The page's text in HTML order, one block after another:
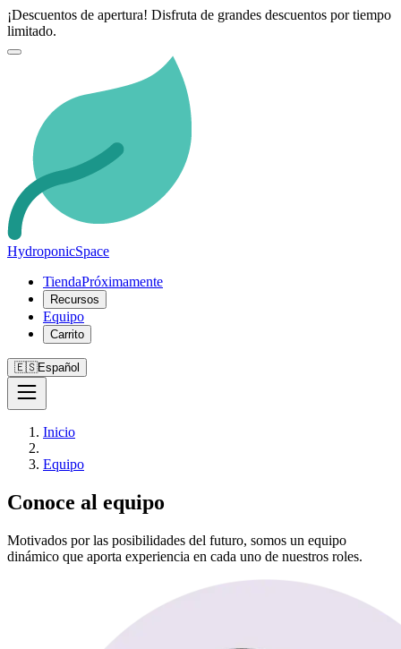
¡Descuentos de apertura! Disfruta de grandes descuentos por tiempo
limitado.
HydroponicSpace
TiendaPróximamente
Recursos
Equipo
Carrito
🇪🇸Español
Inicio
Equipo
Conoce al equipo
Motivados por las posibilidades del futuro, somos un equipo
dinámico que aporta experiencia en cada uno de nuestros roles.